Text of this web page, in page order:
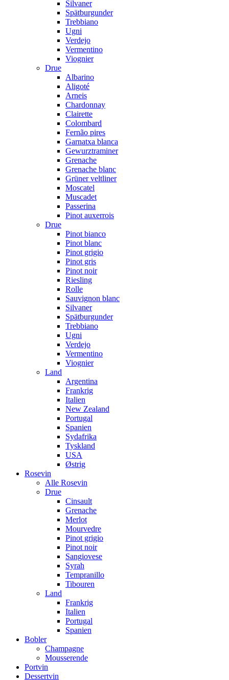
Silvaner
Spätburgunder
Trebbiano
Ugni
Verdejo
Vermentino
Viognier
Drue
Albarino
Aligoté
Arneis
Chardonnay
Clairette
Colombard
Fernão pires
Garnatxa blanca
Gewurztraminer
Grenache
Grenache blanc
Grüner veltliner
Moscatel
Muscadet
Passerina
Pinot auxerrois
Drue
Pinot bianco
Pinot blanc
Pinot grigio
Pinot gris
Pinot noir
Riesling
Rolle
Sauvignon blanc
Silvaner
Spätburgunder
Trebbiano
Ugni
Verdejo
Vermentino
Viognier
Land
Argentina
Frankrig
Italien
New Zealand
Portugal
Spanien
Sydafrika
Tyskland
USA
Østrig
Rosevin
Alle Rosevin
Drue
Cinsault
Grenache
Merlot
Mourvedre
Pinot grigio
Pinot noir
Sangiovese
Syrah
Tempranillo
Tibouren
Land
Frankrig
Italien
Portugal
Spanien
Bobler
Champagne
Mousserende
Portvin
Dessertvin